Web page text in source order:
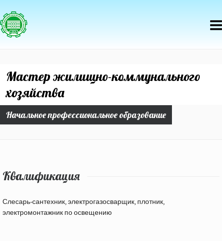
Мастер жилищно-коммунального
хозяйства
Начальное профессиональное образование
Квалификация
Слесарь-сантехник, электрогазосварщик, плотник,
электромонтажник по освещению